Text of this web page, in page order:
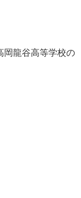
⿓⾕⾼等学校の